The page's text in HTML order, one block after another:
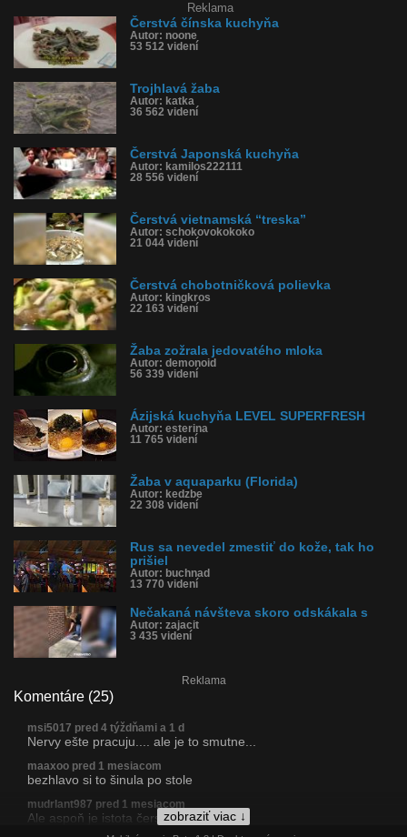
Reklama
Čerstvá čínska kuchyňa
Autor: noone
53 512 videní
Trojhlavá žaba
Autor: katka
36 562 videní
Čerstvá Japonská kuchyňa
Autor: kamilos222111
28 556 videní
Čerstvá vietnamská “treska”
Autor: schokovokokoko
21 044 videní
Čerstvá chobotničková polievka
Autor: kingkros
22 163 videní
Žaba zožrala jedovatého mloka
Autor: demonoid
56 339 videní
Ázijská kuchyňa LEVEL SUPERFRESH
Autor: esterina
11 765 videní
Žaba v aquaparku (Florida)
Autor: kedzbe
22 308 videní
Rus sa nevedel zmestiť do kože, tak ho
prišiel
Autor: buchnad
13 770 videní
Nečakaná návšteva skoro odskákala s
Autor: zajacit
3 435 videní
Reklama
Komentáre (25)
zobraziť viac ↓
msi5017 pred 4 týždňami a 1 d
Nervy ešte pracuju.... ale je to smutne...
maaxoo pred 1 mesiacom
bezhlavo si to šinula po stole
mudrlant987 pred 1 mesiacom
Ale aspoň je istota čerstvosti 😀